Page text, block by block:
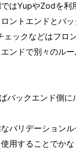
はYupやZodを
ントエンドとバ
ックなどはフロ
ンドで別々のル
ックエンド側に
バリデーション
用することでか